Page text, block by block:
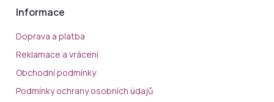
Informace
Doprava a platba
Reklamace a vrácení
Obchodní podmínky
Podmínky ochrany osobních údajů